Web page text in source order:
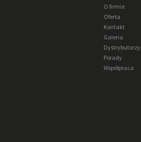
O firmie
Oferta
Kontakt
Galeria
Dystrybutorzy
Porady
Współpraca